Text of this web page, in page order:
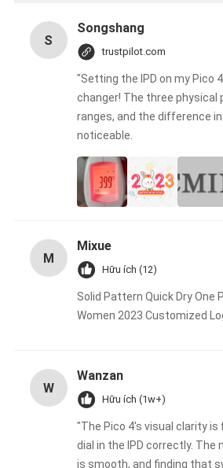
S
Songshang
trustpilot.com
"Setting the IPD on my Pico
changer! The three
ranges, and the difference
noticeable.
M
Mixue
Hữu ích (12)
Solid Pattern Quick Dry One
Women 2023 Customized
W
Wanzan
Hữu ích (1w+)
"The Pico 4's visual clarity
dial in the IPD correctly. The
is smooth, and finding that